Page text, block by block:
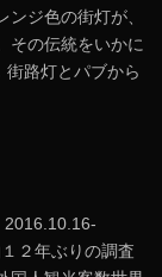
ジ色の街灯が、
その伝統をいかに
街路灯とパブから
2016.10.16-
２年ぶりの調査